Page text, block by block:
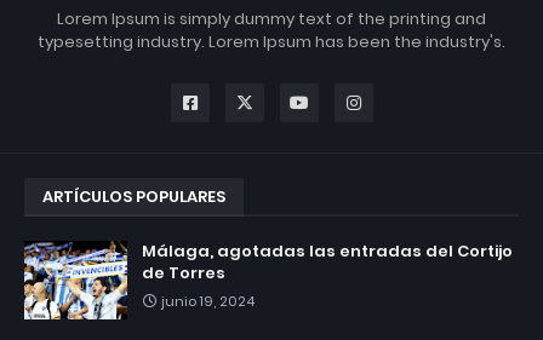
Lorem Ipsum is simply dummy text of the printing and
typesetting industry. Lorem Ipsum has been the industry's.
ARTÍCULOS POPULARES
Málaga, agotadas las entradas del Cortijo
de Torres
junio 19, 2024